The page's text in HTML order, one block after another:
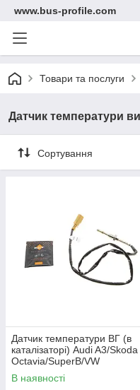
www.bus-profile.com
Товари та послуги
Датчик температури
Сортування
Датчик температури ВГ (в
каталізаторі) Audi A3/Skoda
Octavia/SuperB/VW
Golf/Tiguan 1.6D/2.0D 03-
707030 UA62
В наявності